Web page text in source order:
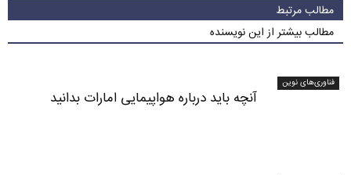
مطالب مرتبط
مطالب بیشتر از این نویسنده
فناوری‌های نوین
آنچه باید درباره هواپیمایی امارات بدانید